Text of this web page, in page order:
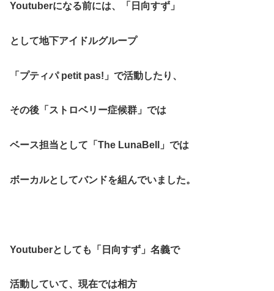
Youtuberになる前には、「日向すず」
として地下アイドルグループ
「プティパ petit pas!」で活動したり、
その後「ストロベリー症候群」では
ベース担当として「The LunaBell」では
ボーカルとしてバンドを組んでいました。
Youtuberとしても「日向すず」名義で
活動していて、現在では相方